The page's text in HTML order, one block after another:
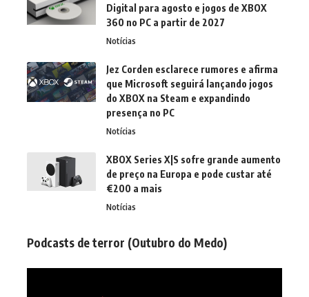
Digital para agosto e jogos de XBOX
360 no PC a partir de 2027
Notícias
Jez Corden esclarece rumores e afirma
que Microsoft seguirá lançando jogos
do XBOX na Steam e expandindo
presença no PC
Notícias
XBOX Series X|S sofre grande aumento
de preço na Europa e pode custar até
€200 a mais
Notícias
Podcasts de terror (Outubro do Medo)